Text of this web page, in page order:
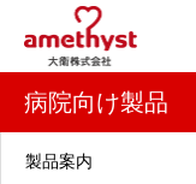
病院向け製品
製品案内